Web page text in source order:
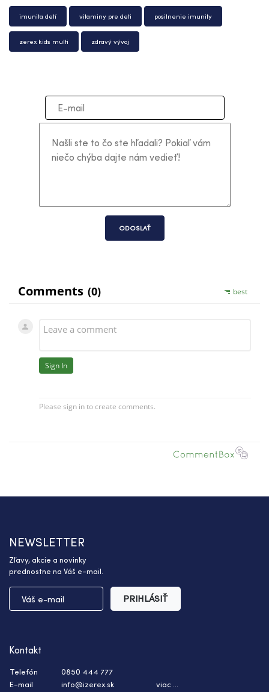
imunita detí vitaminy pre deti posilnenie imunity
zerex kids multi zdravý vývoj
ODOSLAŤ
NEWSLETTER
Zľavy, akcie a novinky
prednostne na Váš e-mail.
PRIHLÁSIŤ
Kontakt
Telefón
0850 444 777
E-mail
info@izerex.sk viac ...